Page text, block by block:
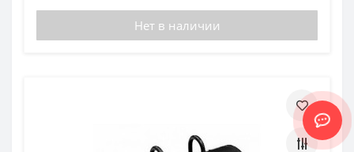
Нет в наличии